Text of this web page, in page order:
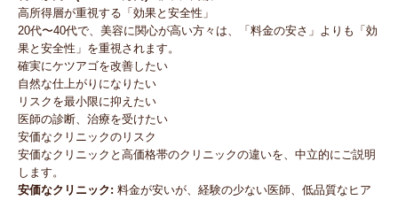
高所得層が重視する「効果と安全性」
20代〜40代で、美容に関心が高い方々は、「料金の安さ」よりも「効
果と安全性」を重視されます。
確実にケツアゴを改善したい
自然な仕上がりになりたい
リスクを最小限に抑えたい
医師の診断、治療を受けたい
安価なクリニックのリスク
安価なクリニックと高価格帯のクリニックの違いを、中立的にご説明
します。
安価なクリニック: 料金が安いが、経験の少ない医師、低品質なヒア